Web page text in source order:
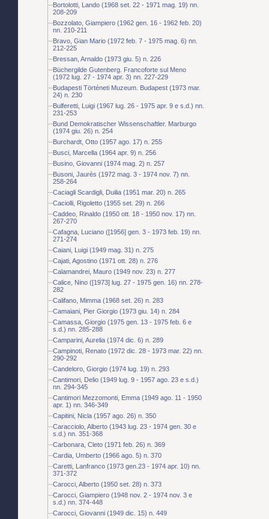
Bortolotti, Lando (1968 set. 22 - 1971 mag. 19) nn.
208-209
Bozzolato, Giampiero (1962 gen. 16 - 1962 feb. 20)
nn. 210-211
Bravo, Gian Mario (1972 feb. 7 - 1975 mag. 6) nn.
212-225
Bressan, Arnaldo (1973 giu. 5) n. 226
Büchergilde Gutenberg. Francoforte sul Meno
(1972 lug. 27 - 1974 apr. 3) nn. 227-229
Budapesti Történeti Muzeum. Budapest (1973 mar.
24) n. 230
Bulferetti, Luigi (1967 lug. 26 - 1975 apr. 9 e s.d.) nn.
231-253
Bund Demokratischer Wissenschaftler. Marburgo
(1974 giu. 26) n. 254
Burchardt, Otto (1957 ago. 17) n. 255
Busci, Marcella (1964 apr. 9) n. 256
Busino, Giovanni (1974 mag. 2) n. 257
Busoni, Jaurès (1972 mag. 3 - 1974 nov. 7) nn.
258-264
Caciagli Scardigli, Duilia (1951 mar. 20) n. 265
Caciolli, Rigoletto (1955 set. 29) n. 266
Caddeo, Rinaldo (1950 ott. 18 - 1950 nov. 17) nn.
267-270
Cafagna, Luciano ([1956] gen. 3 - 1973 feb. 19) nn.
271-274
Caiani, Luigi (1949 mag. 31) n. 275
Cajati, Agostino (1971 ott. 28) n. 276
Calamandrei, Mauro (1949 nov. 23) n. 277
Calice, Nino ([1973] lug. 27 - 1975 gen. 16) nn. 278-
282
Califano, Mimma (1968 set. 26) n. 283
Camaiani, Pier Giorgio (1973 giu. 14) n. 284
Camassa, Giorgio (1975 gen. 13 - 1975 feb. 6 e
s.d.) nn. 285-288
Camparini, Aurelia (1974 dic. 6) n. 289
Campinoti, Renato (1972 dic. 28 - 1973 mar. 22) nn.
290-292
Candeloro, Giorgio (1974 lug. 19) n. 293
Cantimori, Delio (1949 lug. 9 - 1957 ago. 23 e s.d.)
nn. 294-345
Cantimori Mezzomonti, Emma (1949 ago. 11 - 1950
apr. 1) nn. 346-349
Capitini, Nicla (1957 ago. 26) n. 350
Caracciolo, Alberto (1943 lug. 23 - 1974 gen. 30 e
s.d.) nn. 351-368
Carbonara, Cleto (1971 feb. 26) n. 369
Cardia, Umberto (1966 ago. 5) n. 370
Caretti, Lanfranco (1973 gen.23 - 1974 apr. 10) nn.
371-372
Carocci, Alberto (1950 set. 28) n. 373
Carocci, Giampiero (1948 nov. 2 - 1974 nov. 3 e
s.d.) nn. 374-448
Carocci, Giovanni (1949 dic. 15) n. 449